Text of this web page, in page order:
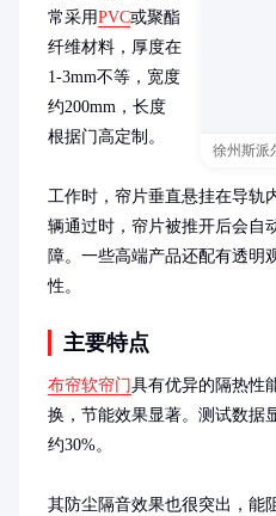
徐州斯派
常采用PVC或聚酯
纤维材料，厚度在
1-3mm不等，宽度
约200mm，长度
根据门高定制。
工作时，帘片垂直悬挂在导轨
辆通过时，帘片被推开后会自
障。一些高端产品还配有透明
性。
主要特点
布帘软帘门具有优异的隔热性
换，节能效果显著。测试数据
约30%。
其防尘隔音效果也很突出，能